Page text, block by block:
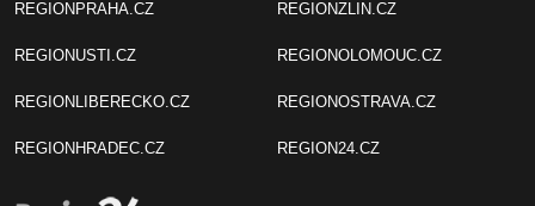
REGIONPRAHA.CZ
REGIONUSTI.CZ
REGIONLIBERECKO.CZ
REGIONHRADEC.CZ
REGIONZLIN.CZ
REGIONOLOMOUC.CZ
REGIONOSTRAVA.CZ
REGION24.CZ